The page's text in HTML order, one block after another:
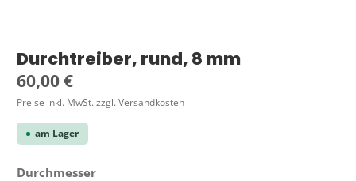
Durchtreiber, rund, 8 mm
Regulärer Preis:
60,00 €
Preise inkl. MwSt. zzgl. Versandkosten
am Lager
Durchmesserauswählen